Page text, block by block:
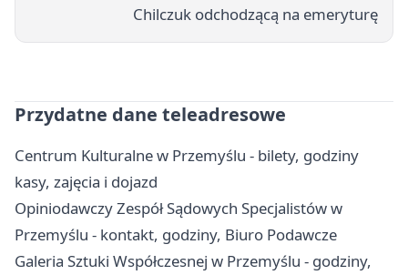
Chilczuk odchodzącą na emeryturę
Przydatne dane teleadresowe
Centrum Kulturalne w Przemyślu - bilety, godziny
kasy, zajęcia i dojazd
Opiniodawczy Zespół Sądowych Specjalistów w
Przemyślu - kontakt, godziny, Biuro Podawcze
Galeria Sztuki Współczesnej w Przemyślu - godziny,